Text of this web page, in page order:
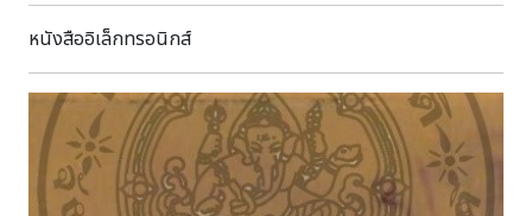
หนังสือพระธรรมเทศนา เป็นพระธรรมเทศนาที่เจ้า
พระสังฆราช ได้ทรงแสดงเป็นประจำในวันธรรมสวนะอุโบสถ โดย
คณะวัดเบญจมบพิตรดุสิตวนารามพิมพ์ถวายกุศล สมเด็จพระวัน
รัต โฆสกมหาเถระ (ทรัพย์) วัดสังเวชวิศยาราม ในงานรับ
พระราชทานเพลิงศพ ณ พระเมรุหน้าพลับพลาอิศริยาภรณ์ วัด
เทพศิรินทราวาส ๒๙ พฤศจิกายน ๒๕๒๐
หนังสืออิเล็กทรอนิกส์